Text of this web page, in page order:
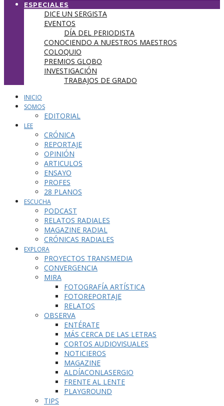
ESPECIALES
DICE UN SERGISTA
EVENTOS
DÍA DEL PERIODISTA
CONOCIENDO A NUESTROS MAESTROS
COLOQUIO
PREMIOS GLOBO
INVESTIGACIÓN
TRABAJOS DE GRADO
INICIO
SOMOS
EDITORIAL
LEE
CRÓNICA
REPORTAJE
OPINIÓN
ARTICULOS
ENSAYO
PROFES
28 PLANOS
ESCUCHA
PODCAST
RELATOS RADIALES
MAGAZINE RADIAL
CRÓNICAS RADIALES
EXPLORA
PROYECTOS TRANSMEDIA
CONVERGENCIA
MIRA
FOTOGRAFÍA ARTÍSTICA
FOTOREPORTAJE
RELATOS
OBSERVA
ENTÉRATE
MÁS CERCA DE LAS LETRAS
CORTOS AUDIOVISUALES
NOTICIEROS
MAGAZINE
ALDÍACONLASERGIO
FRENTE AL LENTE
PLAYGROUND
TIPS